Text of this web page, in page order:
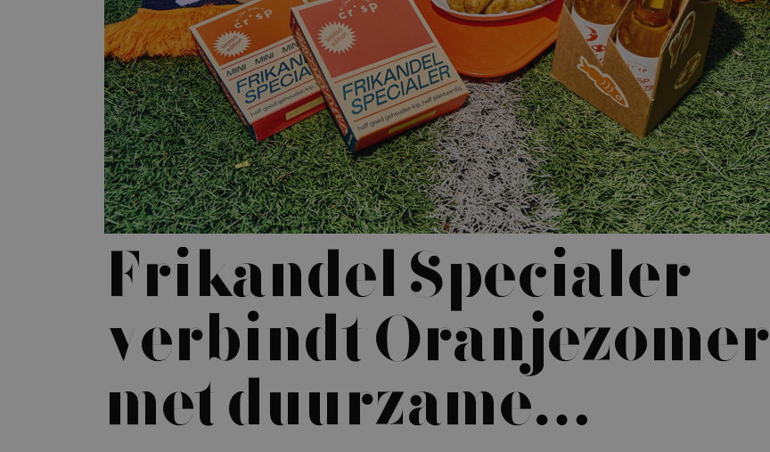
Frikandel Specialer
verbindt Oranjezomer
met duurzame